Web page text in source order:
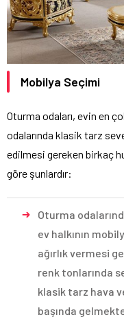
Mobilya Seçimi
Oturma odaları, evin en
odalarında klasik tarz
edilmesi gereken birkaç
göre şunlardır:
Oturma
ev halkının
ağırlık vermesi
renk tonlarında
klasik tarz hava
başında